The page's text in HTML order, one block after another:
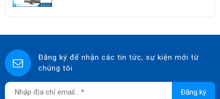
KUNKLE
SINGAFLEX
DKM
JOKWANG
Đăng ký để nhận các tin tức, sự kiện mới từ
chúng tôi
Đăng ký